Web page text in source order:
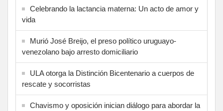
Celebrando la lactancia materna: Un acto de amor y
vida
Murió José Breijo, el preso político uruguayo-
venezolano bajo arresto domiciliario
ULA otorga la Distinción Bicentenario a cuerpos de
rescate y socorristas
Chavismo y oposición inician diálogo para abordar la